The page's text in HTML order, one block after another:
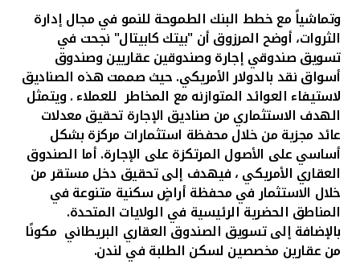
مصر
المملكة المتحدة
مملكة البحرين
وتماشياً مع خطط البنك الطموحة للنمو في مجال إدارة
الثروات، أوضح المرزوق أن "بيتك كابيتال" نجحت في
تسويق صندوقي إجارة وصندوقين عقاريين وصندوق
أسواق نقد بالدولار الأمريكي. حيث صممت هذه الصناديق
لاستيفاء العوائد المتوازنه مع المخاطر للعملاء . ويتمثل
الهدف الاستثماري من صناديق الإجارة تحقيق معدلات
عائد مجزية من خلال محفظة استثمارات مركزة بشكل
أساسي على الأصول المرتكزة على الإجارة. أما الصندوق
العقاري الأمريكي ، فيهدف إلى تحقيق دخل مستقر من
خلال الاستثمار في محفظة أراضٍ سكنية متنوعة في
المناطق الحضرية الرئيسية في الولايات المتحدة.
بالإضافة إلى تسويق الصندوق العقاري البريطاني مكونًا
من عقارين مخصصين لسكن الطلبة في لندن.